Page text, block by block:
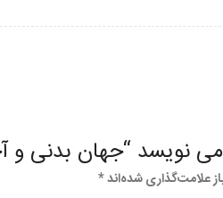
نویسد “جهان بدنی و
علامت‌گذاری شده‌اند*